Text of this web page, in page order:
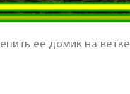
ее домик на ветке